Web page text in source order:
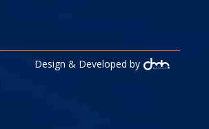
Design & Developed by